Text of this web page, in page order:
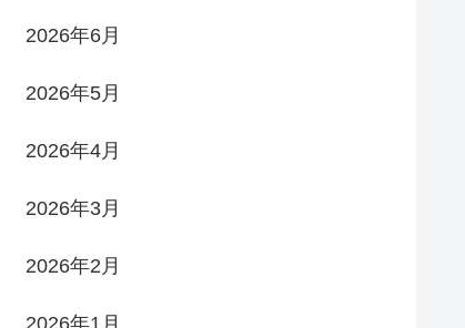
2026年6月
2026年5月
2026年4月
2026年3月
2026年2月